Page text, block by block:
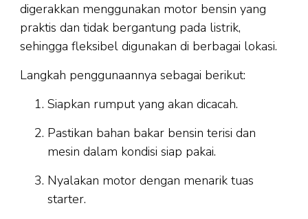
digerakkan menggunakan motor bensin yang
praktis dan tidak bergantung pada listrik,
sehingga fleksibel digunakan di berbagai lokasi.
Langkah penggunaannya sebagai berikut:
Siapkan rumput yang akan dicacah.
Pastikan bahan bakar bensin terisi dan
mesin dalam kondisi siap pakai.
Nyalakan motor dengan menarik tuas
starter.